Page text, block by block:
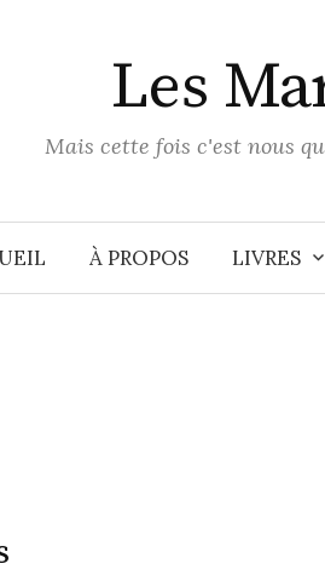
Les
Mais cette fois c'est nous
À PROPOS LIVRES